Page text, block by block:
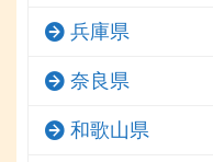
兵庫県
奈良県
和歌山県